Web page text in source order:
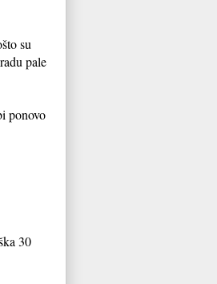
su
pale
ponovo
30